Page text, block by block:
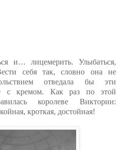
и… лицемерить. Улыбаться,
себя так, словно она не
отведала бы эти
с кремом. Как раз по этой
королеве Виктории:
кроткая, достойная!